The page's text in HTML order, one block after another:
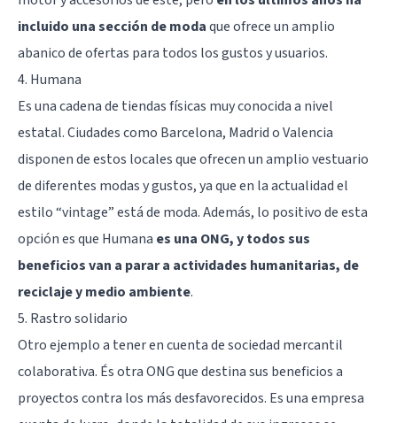
incluido una sección de modaque ofrece un amplio
abanico de ofertas para todos los gustos y usuarios.
4. Humana
Es una cadena de tiendas físicas muy conocida a nivel
estatal. Ciudades como Barcelona, Madrid o Valencia
disponen de estos locales que ofrecen un amplio vestuario
de diferentes modas y gustos, ya que en la actualidad el
estilo “vintage” está de moda. Además, lo positivo de esta
opción es que Humana es una ONG, y todos sus
beneficios van a parar a actividades humanitarias, de
reciclaje y medio ambiente.
5. Rastro solidario
Otro ejemplo a tener en cuenta de sociedad mercantil
colaborativa. És otra ONG que destina sus beneficios a
proyectos contra los más desfavorecidos. Es una empresa